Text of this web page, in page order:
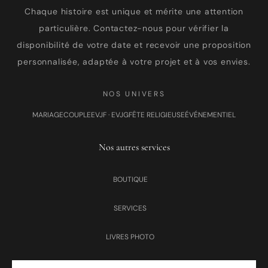
Chaque histoire est unique et mérite une attention
particulière. Contactez-nous pour vérifier la
disponibilité de votre date et recevoir une proposition
personnalisée, adaptée à votre projet et à vos envies.
NOS UNIVERS
MARIAGECOUPLEEVJF · EVJGFÊTE RELIGIEUSEÉVÉNEMENTIEL
Nos autres services
BOUTIQUE
SERVICES
LIVRES PHOTO